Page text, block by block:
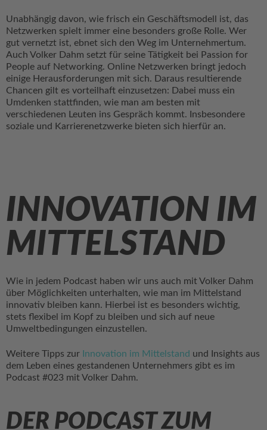
Unabhängig davon, wie frisch ein Geschäftsmodell ist, das
Netzwerken spielt immer eine besonders große Rolle. Wer
gut vernetzt ist, ebnet sich den Weg im Unternehmertum.
Auch Volker Dahm setzt für seine Tätigkeit bei Passion for
People auf Networking. Online Netzwerken bringt jedoch
einige Herausforderungen mit sich. Daraus resultierende
Chancen gilt es vorteilhaft einzusetzen: Dabei muss ein
Umdenken stattfinden, wie man am besten mit
verschiedenen Leuten ins Gespräch kommt. Insbesondere
soziale und Karrierenetzwerke bieten sich hierfür an.
INNOVATION IM
MITTELSTAND
Wie in jedem Podcast haben wir uns auch mit Volker Dahm
über Möglichkeiten unterhalten, wie man im Mittelstand
innovativ bleiben kann. Hierbei ist es besonders wichtig,
stets flexibel im Kopf zu bleiben und sich auf neue
Umweltbedingungen einzustellen.
Weitere Tipps zur Innovation im Mittelstand und Insights aus
dem Leben eines gestandenen Unternehmers gibt es im
Podcast #023 mit Volker Dahm.
DER PODCAST ZUM